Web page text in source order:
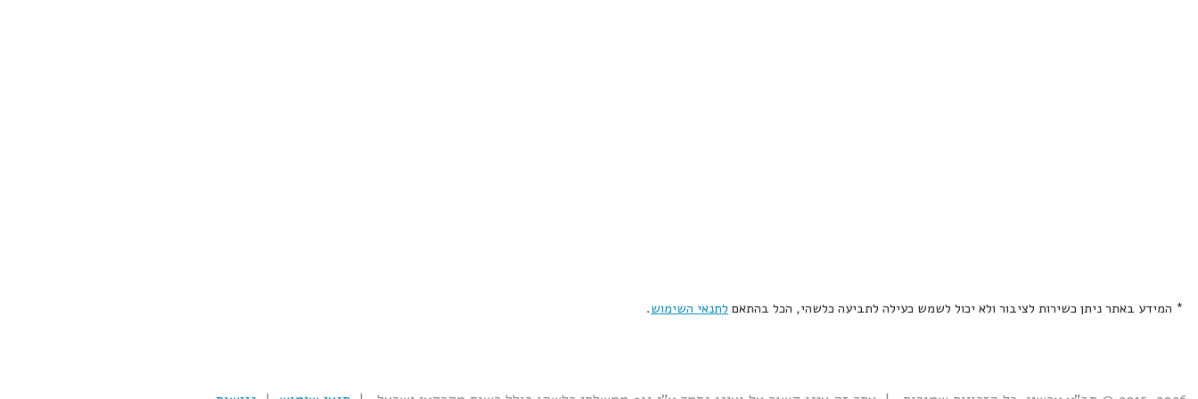
* המידע באתר ניתן כשירות לציבור ולא יכול לשמש כעילה לתביעה כלשהי, הכל בהתאם לתנאי השימוש.